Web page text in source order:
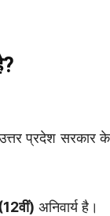
प्रदेश सरकार के
अनिवार्य है।